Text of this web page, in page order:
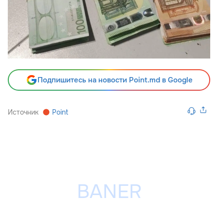
Подпишитесь на новости Point.md в Google
Источник Point